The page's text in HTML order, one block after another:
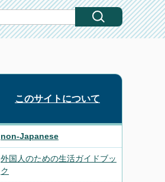
このサイトについて
non-Japanese
外国人のための生活ガイドブッ
ク